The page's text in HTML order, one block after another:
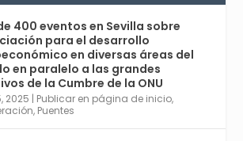
Internacional sobre Catálisis, y
Congreso de Parasitología. Del día 3 al
de Metodología de Ciencias
y la Salud; y los días 5 y 6 Jornadas
Industrial.
1 2 Twitter
400 eventos en Sevilla sobre
para el desarrollo
en diversas áreas del
en paralelo a las grandes
de la Cumbre de la ONU
2025 | Publicar en página de inicio,
, Puentes